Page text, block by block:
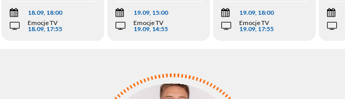
18.09, 18:00
Emocje TV
18.09, 17:55
19.09, 15:00
Emocje TV
19.09, 14:55
19.09, 18:00
Emocje TV
19.09, 17:55